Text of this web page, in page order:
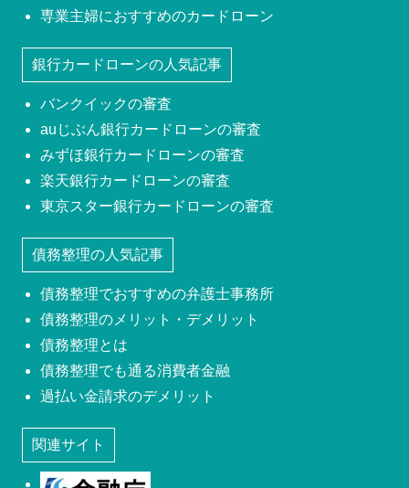
専業主婦におすすめのカードローン
銀行カードローンの人気記事
バンクイックの審査
auじぶん銀行カードローンの審査
みずほ銀行カードローンの審査
楽天銀行カードローンの審査
東京スター銀行カードローンの審査
債務整理の人気記事
債務整理でおすすめの弁護士事務所
債務整理のメリット・デメリット
債務整理とは
債務整理でも通る消費者金融
過払い金請求のデメリット
関連サイト